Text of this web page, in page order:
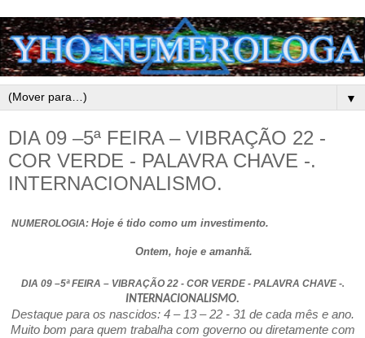
▼
DIA 09 –5ª FEIRA – VIBRAÇÃO 22 -
COR VERDE - PALAVRA CHAVE -.
INTERNACIONALISMO.
NUMEROLOGIA: Hoje é tido como um investimento.
Ontem, hoje e amanhã.
DIA 09 –5ª FEIRA – VIBRAÇÃO 22 - COR VERDE - PALAVRA CHAVE -.
INTERNACIONALISMO.
Destaque para os nascidos: 4 – 13 – 22 - 31 de cada mês e ano.
Muito bom para quem trabalha com governo ou diretamente com